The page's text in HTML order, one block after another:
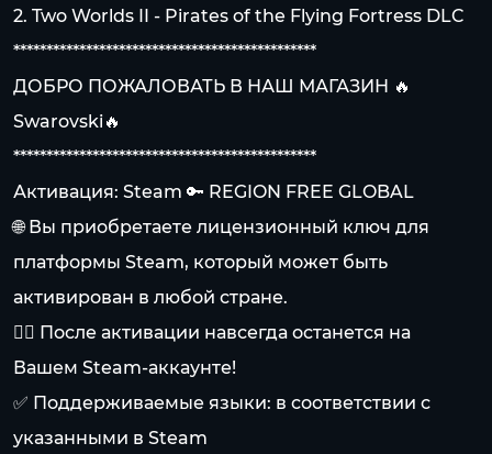
2. Two Worlds II - Pirates of the Flying Fortress DLC
**********************************************
ДОБРО ПОЖАЛОВАТЬ В НАШ МАГАЗИН 🔥
Swarovski🔥
**********************************************
Активация: Steam 🔑 REGION FREE GLOBAL
🌐 Вы приобретаете лицензионный ключ для
платформы Steam, который может быть
активирован в любой стране.
👍🏻 После активации навсегда останется на
Вашем Steam-аккаунте!
✅ Поддерживаемые языки: в соответствии с
указанными в Steam